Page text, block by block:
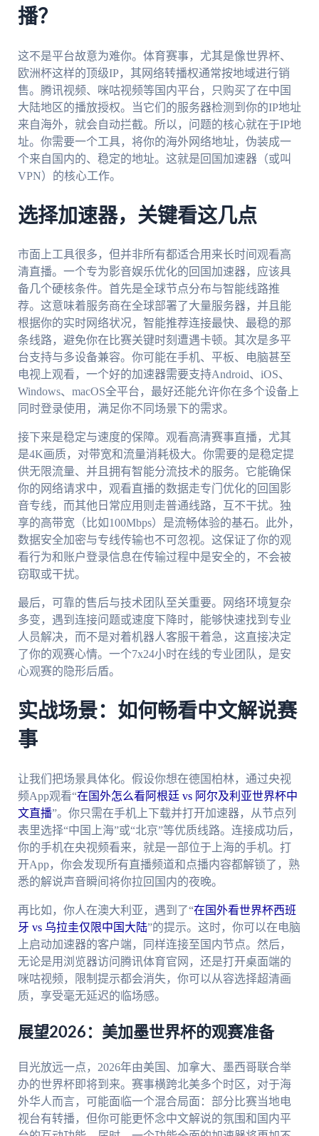
播？
这不是平台故意为难你。体育赛事，尤其是像世界杯、
欧洲杯这样的顶级IP，其网络转播权通常按地域进行销
售。腾讯视频、咪咕视频等国内平台，只购买了在中国
大陆地区的播放授权。当它们的服务器检测到你的IP地址
来自海外，就会自动拦截。所以，问题的核心就在于IP地
址。你需要一个工具，将你的海外网络地址，伪装成一
个来自国内的、稳定的地址。这就是回国加速器（或叫
VPN）的核心工作。
选择加速器，关键看这几点
市面上工具很多，但并非所有都适合用来长时间观看高
清直播。一个专为影音娱乐优化的回国加速器，应该具
备几个硬核条件。首先是全球节点分布与智能线路推
荐。这意味着服务商在全球部署了大量服务器，并且能
根据你的实时网络状况，智能推荐连接最快、最稳的那
条线路，避免你在比赛关键时刻遭遇卡顿。其次是多平
台支持与多设备兼容。你可能在手机、平板、电脑甚至
电视上观看，一个好的加速器需要支持Android、iOS、
Windows、macOS全平台，最好还能允许你在多个设备上
同时登录使用，满足你不同场景下的需求。
接下来是稳定与速度的保障。观看高清赛事直播，尤其
是4K画质，对带宽和流量消耗极大。你需要的是稳定提
供无限流量、并且拥有智能分流技术的服务。它能确保
你的网络请求中，观看直播的数据走专门优化的回国影
音专线，而其他日常应用则走普通线路，互不干扰。独
享的高带宽（比如100Mbps）是流畅体验的基石。此外，
数据安全加密与专线传输也不可忽视。这保证了你的观
看行为和账户登录信息在传输过程中是安全的，不会被
窃取或干扰。
最后，可靠的售后与技术团队至关重要。网络环境复杂
多变，遇到连接问题或速度下降时，能够快速找到专业
人员解决，而不是对着机器人客服干着急，这直接决定
了你的观赛心情。一个7x24小时在线的专业团队，是安
心观赛的隐形后盾。
实战场景：如何畅看中文解说赛
事
让我们把场景具体化。假设你想在德国柏林，通过央视
频App观看“在国外怎么看阿根廷 vs 阿尔及利亚世界杯中
文直播”。你只需在手机上下载并打开加速器，从节点列
表里选择“中国上海”或“北京”等优质线路。连接成功后，
你的手机在央视频看来，就是一部位于上海的手机。打
开App，你会发现所有直播频道和点播内容都解锁了，熟
悉的解说声音瞬间将你拉回国内的夜晚。
再比如，你人在澳大利亚，遇到了“在国外看世界杯西班
牙 vs 乌拉圭仅限中国大陆”的提示。这时，你可以在电脑
上启动加速器的客户端，同样连接至国内节点。然后，
无论是用浏览器访问腾讯体育官网，还是打开桌面端的
咪咕视频，限制提示都会消失，你可以从容选择超清画
质，享受毫无延迟的临场感。
展望2026：美加墨世界杯的观赛准备
目光放远一点，2026年由美国、加拿大、墨西哥联合举
办的世界杯即将到来。赛事横跨北美多个时区，对于海
外华人而言，可能面临一个混合局面：部分比赛当地电
视台有转播，但你可能更怀念中文解说的氛围和国内平